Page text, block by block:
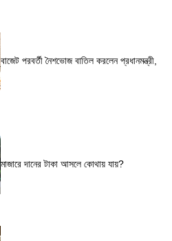
বাজেট পরবর্তী নৈশভোজ বাতিল করলেন প্রধানমন্ত্রী,
মাজারে দানের টাকা আসলে কোথায় যায়?